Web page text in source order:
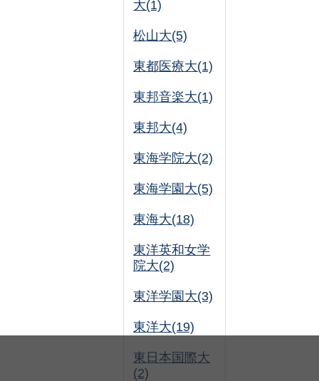
大(1)
松山大(5)
東都医療大(1)
東邦音楽大(1)
東邦大(4)
東海学院大(2)
東海学園大(5)
東海大(18)
東洋英和女学
院大(2)
東洋学園大(3)
東洋大(19)
東日本国際大
(2)